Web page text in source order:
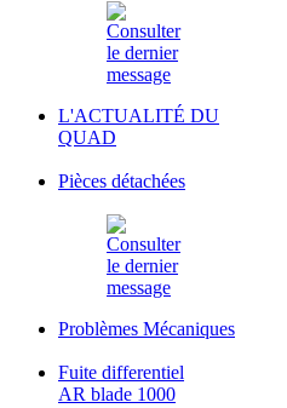
L'ACTUALITÉ DU
QUAD
Pièces détachées
Problèmes Mécaniques
Fuite differentiel
AR blade 1000